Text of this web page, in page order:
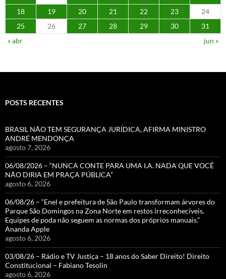
18
19 20 21 22 23
24
25
26 27 28 29 30
31
« abr
jun »
POSTS RECENTES
BRASIL NÃO TEM SEGURANÇA JURÍDICA, AFIRMA MINISTRO
ANDRÉ MENDONÇA
agosto 7, 2026
06/08/2026 – “NUNCA CONTE PARA UMA I.A. NADA QUE VOCÊ
NÃO DIRIA EM PRAÇA PÚBLICA”
agosto 6, 2026
06/08/26 – “Enel e prefeitura de São Paulo transformam árvores do
Parque São Domingos na Zona Norte em restos irreconhecíveis.
Equipes de poda não seguem as normas dos próprios manuais.”
Ananda Apple
agosto 6, 2026
03/08/26 – Rádio e TV Justiça – 18 anos do Saber Direito! Direito
Constitucional – Fabiano Tesolin
agosto 6, 2026